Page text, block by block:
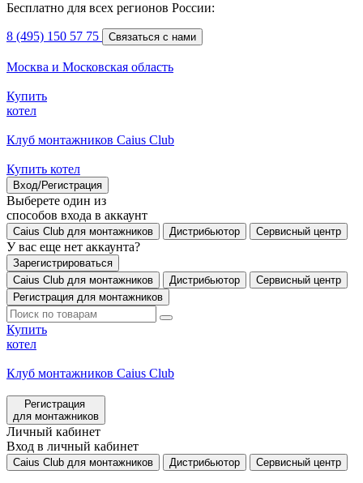
Бесплатно для всех регионов России:
8 (495) 150 57 75 Связаться с нами
Москва и Московская область
Купить
котел
Клуб монтажников Caius Club
Купить котел
Вход/Регистрация
Выберете один из
способов входа в аккаунт
Caius Club для монтажников Дистрибьютор Сервисный центр
У вас еще нет аккаунта?
Зарегистрироваться
Caius Club для монтажников
Дистрибьютор
Сервисный центр
Регистрация для монтажников
Купить
котел
Клуб монтажников Caius Club
Регистрация
для монтажников
Личный кабинет
Вход в личный кабинет
Caius Club для монтажников Дистрибьютор Сервисный центр